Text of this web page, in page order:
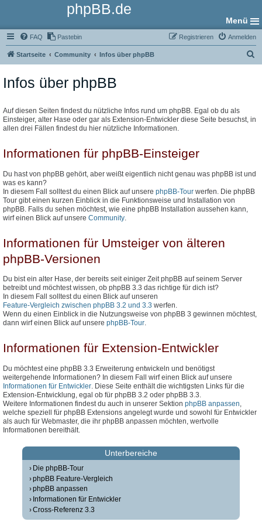
phpBB.de
Menü
FAQ Pastebin Anmelden
Registrieren
Startseite Community Infos über phpBB
Infos über phpBB
Auf diesen Seiten findest du nützliche Infos rund um phpBB. Egal ob du als
Einsteiger, alter Hase oder gar als Extension-Entwickler diese Seite besuchst, in
allen drei Fällen findest du hier nützliche Informationen.
Informationen für phpBB-Einsteiger
Du hast von phpBB gehört, aber weißt eigentlich nicht genau was phpBB ist und
was es kann?
In diesem Fall solltest du einen Blick auf unsere phpBB-Tour werfen. Die phpBB
Tour gibt einen kurzen Einblick in die Funktionsweise und Installation von
phpBB. Falls du sehen möchtest, wie eine phpBB Installation aussehen kann,
wirf einen Blick auf unsere Community
Informationen für Umsteiger von älteren
phpBB-Versionen
Du bist ein alter Hase, der bereits seit einiger Zeit phpBB auf seinem Server
betreibt und möchtest wissen, ob phpBB 3.3 das richtige für dich ist?
In diesem Fall solltest du einen Blick auf unseren
Feature-Vergleich zwischen phpBB 3.2 und 3.3 werfen.
Wenn du einen Einblick in die Nutzungsweise von phpBB 3 gewinnen möchtest,
dann wirf einen Blick auf unsere phpBB-Tour.
Informationen für Extension-Entwickler
Du möchtest eine phpBB 3.3 Erweiterung entwickeln und benötigst
weitergehende Informationen? In diesem Fall wirf einen Blick auf unsere
Informationen für Entwickler . Diese Seite enthält die wichtigsten Links für die
Extension-Entwicklung, egal ob für phpBB 3.2 oder phpBB 3.3.
Weitere Informationen findest du auch in unserer Sektion phpBB anpassen
welche speziell für phpBB Extensions angelegt wurde und sowohl für Entwickler
als auch für Webmaster, die ihr phpBB anpassen möchten, wertvolle
Informationen bereithält.
Unterbereiche
Die phpBB-Tour
phpBB Feature-Vergleich
phpBB anpassen
Informationen für Entwickler
Cross-Referenz 3.3